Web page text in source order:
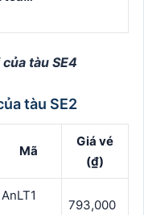
tàu SE4
tàu SE2
Mã
Giá vé
(₫)
AnLT1
793,000